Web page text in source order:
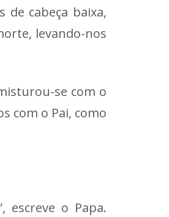
cabeça baixa,
levando-nos
se com o
com o Pai, como
escreve o Papa.